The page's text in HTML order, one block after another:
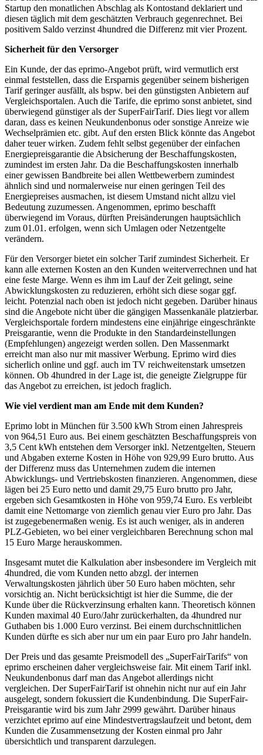
Startup den monatlichen Abschlag als Kontostand deklariert und
diesen täglich mit dem geschätzten Verbrauch gegenrechnet. Bei
positivem Saldo verzinst 4hundred die Differenz mit vier Prozent.
Sicherheit für den Versorger
Ein Kunde, der das eprimo-Angebot prüft, wird vermutlich erst
einmal feststellen, dass die Ersparnis gegenüber seinem bisherigen
Tarif geringer ausfällt, als bspw. bei den günstigsten Anbietern auf
Vergleichsportalen. Auch die Tarife, die eprimo sonst anbietet, sind
überwiegend günstiger als der SuperFairTarif. Dies liegt vor allem
daran, dass es keinen Neukundenbonus oder sonstige Anreize wie
Wechselprämien etc. gibt. Auf den ersten Blick könnte das Angebot
daher teuer wirken. Zudem fehlt selbst gegenüber der einfachen
Energiepreisgarantie die Absicherung der Beschaffungskosten,
zumindest im ersten Jahr. Da die Beschaffungskosten innerhalb
einer gewissen Bandbreite bei allen Wettbewerbern zumindest
ähnlich sind und normalerweise nur einen geringen Teil des
Energiepreises ausmachen, ist diesem Umstand nicht allzu viel
Bedeutung zuzumessen. Angenommen, eprimo beschafft
überwiegend im Voraus, dürften Preisänderungen hauptsächlich
zum 01.01. erfolgen, wenn sich Umlagen oder Netzentgelte
verändern.
Für den Versorger bietet ein solcher Tarif zumindest Sicherheit. Er
kann alle externen Kosten an den Kunden weiterverrechnen und hat
eine feste Marge. Wenn es ihm im Lauf der Zeit gelingt, seine
Abwicklungskosten zu reduzieren, erhöht sich diese sogar ggf.
leicht. Potenzial nach oben ist jedoch nicht gegeben. Darüber hinaus
sind die Angebote nicht über die gängigen Massenkanäle platzierbar.
Vergleichsportale fordern mindestens eine einjährige eingeschränkte
Preisgarantie, wenn die Produkte in den Standardeinstellungen
(Empfehlungen) angezeigt werden sollen. Den Massenmarkt
erreicht man also nur mit massiver Werbung. Eprimo wird dies
sicherlich online und ggf. auch im TV reichweitenstark umsetzen
können. Ob 4hundred in der Lage ist, die geneigte Zielgruppe für
das Angebot zu erreichen, ist jedoch fraglich.
Wie viel verdient man am Ende mit dem Kunden?
Eprimo lobt in München für 3.500 kWh Strom einen Jahrespreis
von 964,51 Euro aus. Bei einem geschätzten Beschaffungspreis von
3,5 Cent kWh entstehen dem Versorger inkl. Netzentgelten, Steuern
und Abgaben externe Kosten in Höhe von 929,99 Euro brutto. Aus
der Differenz muss das Unternehmen zudem die internen
Abwicklungs- und Vertriebskosten finanzieren. Angenommen, diese
lägen bei 25 Euro netto und damit 29,75 Euro brutto pro Jahr,
ergeben sich Gesamtkosten in Höhe von 959,74 Euro. Es verbleibt
damit eine Nettomarge von ziemlich genau vier Euro pro Jahr. Das
ist zugegebenermaßen wenig. Es ist auch weniger, als in anderen
PLZ-Gebieten, wo bei einer vergleichbaren Berechnung schon mal
15 Euro Marge herauskommen.
Insgesamt mutet die Kalkulation aber insbesondere im Vergleich mit
4hundred, die vom Kunden netto abzgl. der internen
Verwaltungskosten jährlich über 50 Euro haben möchten, sehr
vorsichtig an. Nicht berücksichtigt ist hier die Summe, die der
Kunde über die Rückverzinsung erhalten kann. Theoretisch können
Kunden maximal 40 Euro/Jahr zurückerhalten, da 4hundred nur
Guthaben bis 1.000 Euro verzinst. Bei einem durchschnittlichen
Kunden dürfte es sich aber nur um ein paar Euro pro Jahr handeln.
Der Preis und das gesamte Preismodell des „SuperFairTarifs“ von
eprimo erscheinen daher vergleichsweise fair. Mit einem Tarif inkl.
Neukundenbonus darf man das Angebot allerdings nicht
vergleichen. Der SuperFairTarif ist ohnehin nicht nur auf ein Jahr
ausgelegt, sondern fokussiert die Kundenbindung. Die SuperFair-
Preisgarantie wird bis zum Jahr 2999 gewährt. Darüber hinaus
verzichtet eprimo auf eine Mindestvertragslaufzeit und betont, dem
Kunden die Zusammensetzung der Kosten einmal pro Jahr
übersichtlich und transparent darzulegen.